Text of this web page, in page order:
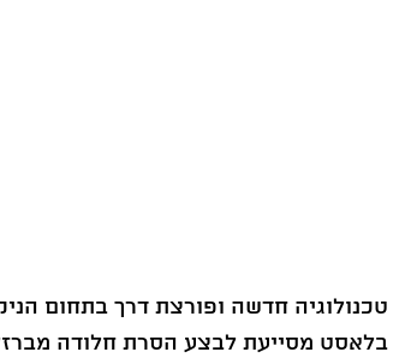
טכנולוגיה חדשה ופורצת דרך בתחום
בלאסט מסייעת לבצע הסרת חלודה